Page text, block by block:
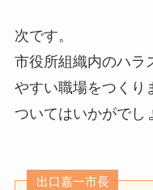
次です。
市役所組織内のハラ
やすい職場をつくり
ついてはいかがでし
出口嘉一市長